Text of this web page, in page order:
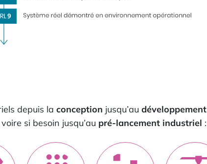
depuis la conception jusqu’au développement
si besoin jusqu’au pré-lancement industriel :